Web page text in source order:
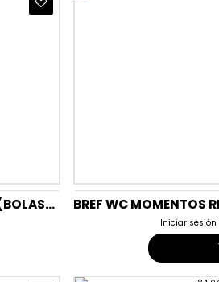
BREF WC MOMENTOS RELAX APARATO(BOLAS) DUPLO ARMONÍA
Iniciar